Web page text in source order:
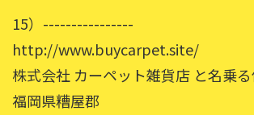
15）----------------
http://www.buycarpet.site/
株式会社 カーペット雑貨店 と名乗
福岡県糟屋郡